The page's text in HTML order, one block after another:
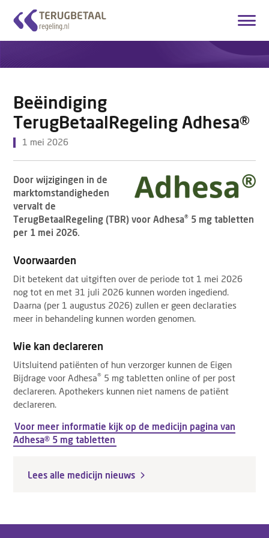
Account aanmaken
Startpagina
Overzicht Medicijnen
Hoe het werkt
Over ons
Contact
Beëindiging
TerugBetaalRegeling Adhesa®
1 mei 2026
Door wijzigingen in de
marktomstandigheden
vervalt de
TerugBetaalRegeling (TBR) voor Adhesa® 5 mg tabletten
per 1 mei 2026.
Voorwaarden
Dit betekent dat uitgiften over de periode tot 1 mei 2026
nog tot en met 31 juli 2026 kunnen worden ingediend.
Daarna (per 1 augustus 2026) zullen er geen declaraties
meer in behandeling kunnen worden genomen.
Wie kan declareren
Uitsluitend patiënten of hun verzorger kunnen de Eigen
Bijdrage voor Adhesa® 5 mg tabletten online of per post
declareren. Apothekers kunnen niet namens de patiënt
declareren.
Voor meer informatie kijk op de medicijn pagina van
Adhesa® 5 mg tabletten
Lees alle medicijn nieuws